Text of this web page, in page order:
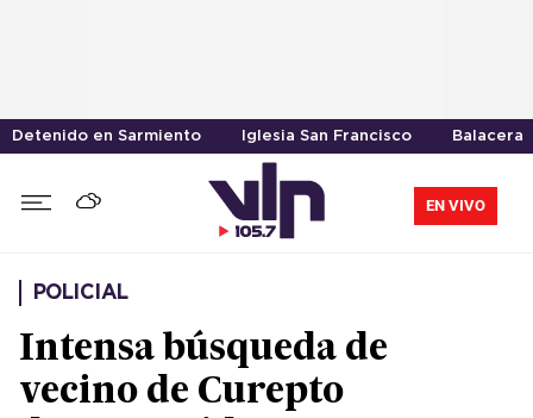
Detenido en Sarmiento Iglesia San Francisco Balacera
EN VIVO
POLICIAL
Intensa búsqueda de
vecino de Curepto